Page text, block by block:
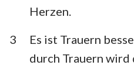
Daniel
Joel
Obadja
Herzen.
3
Es ist Trauern
durch Trauern wird